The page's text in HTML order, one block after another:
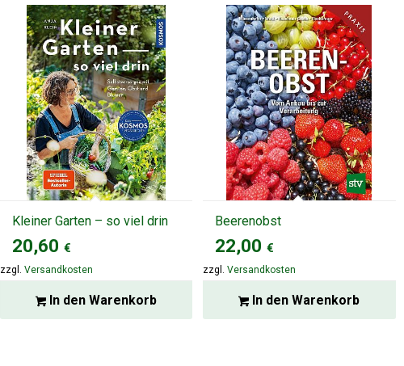
Kleiner Garten – so viel drin
20,60 €
zzgl. Versandkosten
In den Warenkorb
Beerenobst
22,00 €
zzgl. Versandkosten
In den Warenkorb